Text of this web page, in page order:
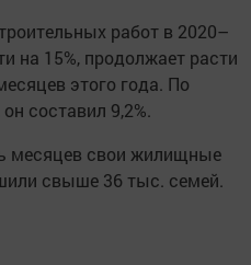
работ в 2020–
на 15%, продолжает расти
этого года. По
составил 9,2%.
месяцев свои жилищные
свыше 36 тыс. семей.